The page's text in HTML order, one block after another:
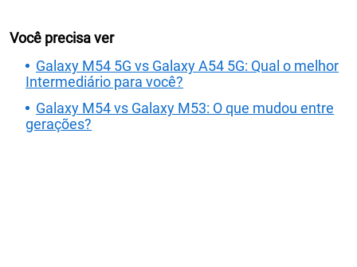
Você precisa ver
Galaxy M54 5G vs Galaxy A54 5G: Qual o melhor
Intermediário para você?
Galaxy M54 vs Galaxy M53: O que mudou entre
gerações?